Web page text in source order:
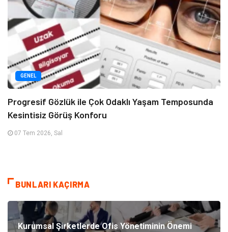
GENEL
Progresif Gözlük ile Çok Odaklı Yaşam Temposunda
Kesintisiz Görüş Konforu
07 Tem 2026, Sal
BUNLARI KAÇIRMA
Kurumsal Şirketlerde Ofis Yönetiminin Önemi